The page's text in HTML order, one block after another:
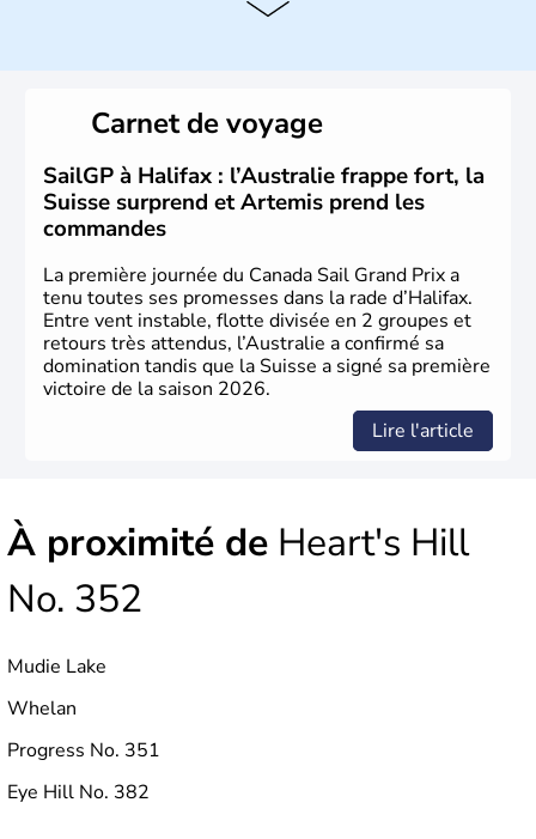
territoire de la ville de Québec, le Canada passe ensuite
sous le contrôle des Britanniques. L'indépendance du
pays a été obtenue au cours d'un long processus qui s'est
étalé de 1867 à 1982. Le peuple autochtone des Inuits,
aujourd'hui appelé Eskimos, n'est découvert qu'au début
du XXème siècle lors d'une expédition dans le Grand
Nord.
Carnet de voyage
SailGP à Halifax : l’Australie frappe fort, la
Suisse surprend et Artemis prend les
commandes
La première journée du Canada Sail Grand Prix a
tenu toutes ses promesses dans la rade d’Halifax.
Entre vent instable, flotte divisée en 2 groupes et
retours très attendus, l’Australie a confirmé sa
domination tandis que la Suisse a signé sa première
victoire de la saison 2026.
Lire l'article
À proximité de Heart's Hill
No. 352
Mudie Lake
Whelan
Progress No. 351
Eye Hill No. 382